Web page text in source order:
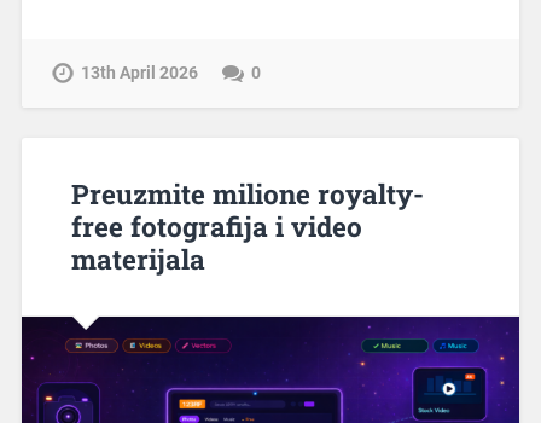
13th April 2026 0
Preuzmite milione royalty-
free fotografija i video
materijala